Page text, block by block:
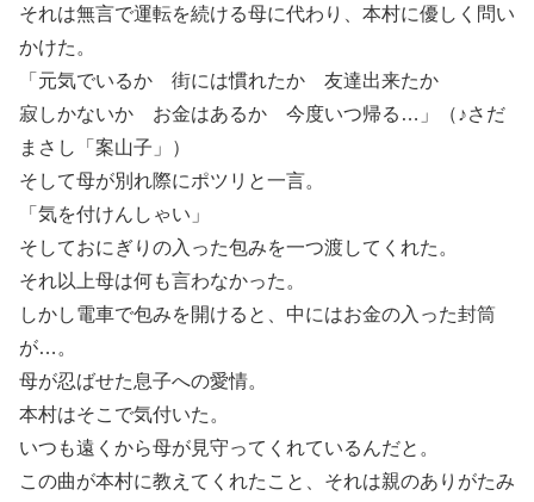
それは無言で運転を続ける母に代わり、本村に優しく問い
かけた。
「元気でいるか 街には慣れたか 友達出来たか
寂しかないか お金はあるか 今度いつ帰る…」（♪さだ
まさし「案山子」）
そして母が別れ際にポツリと一言。
「気を付けんしゃい」
そしておにぎりの入った包みを一つ渡してくれた。
それ以上母は何も言わなかった。
しかし電車で包みを開けると、中にはお金の入った封筒
が…。
母が忍ばせた息子への愛情。
本村はそこで気付いた。
いつも遠くから母が見守ってくれているんだと。
この曲が本村に教えてくれたこと、それは親のありがたみ